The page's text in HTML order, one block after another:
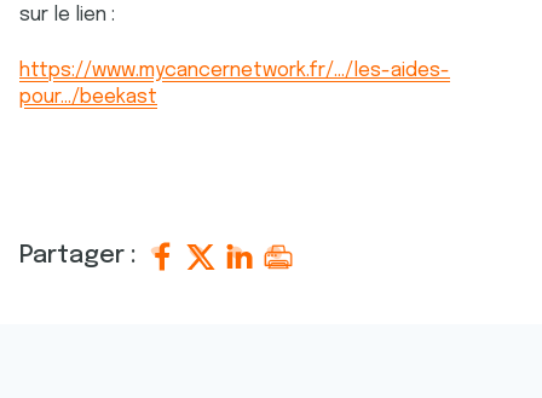
sur le lien :
https://www.mycancernetwork.fr/.../les-aides-
pour.../beekast
Partager :